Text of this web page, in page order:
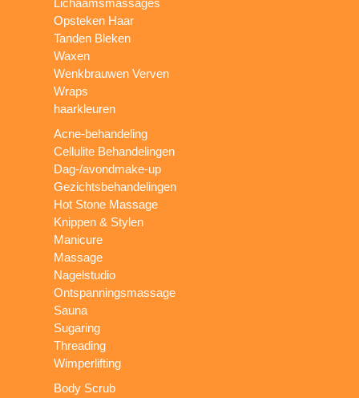
Lichaamsmassages
Opsteken Haar
Tanden Bleken
Waxen
Wenkbrauwen Verven
Wraps
haarkleuren
Acne-behandeling
Cellulite Behandelingen
Dag-/avondmake-up
Gezichtsbehandelingen
Hot Stone Massage
Knippen & Stylen
Manicure
Massage
Nagelstudio
Ontspanningsmassage
Sauna
Sugaring
Threading
Wimperlifting
Body Scrub